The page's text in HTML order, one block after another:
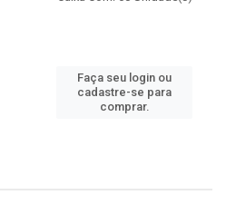
Faça seu login ou
cadastre-se para
comprar.